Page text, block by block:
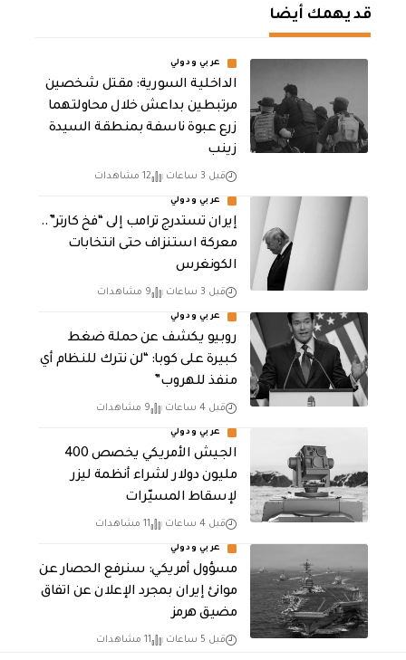
قد يهمك أيضا
عربي ودولي
الداخلية السورية: مقتل شخصين
مرتبطين بداعش خلال محاولتهما
زرع عبوة ناسفة بمنطقة السيدة
زينب
قبل 3 ساعات 12 مشاهدات
عربي ودولي
إيران تستدرج ترامب إلى “فخ كارتر”..
معركة استنزاف حتى انتخابات
الكونغرس
قبل 3 ساعات 9 مشاهدات
عربي ودولي
روبيو يكشف عن حملة ضغط
كبيرة على كوبا: “لن نترك للنظام أي
منفذ للهروب”
قبل 4 ساعات 9 مشاهدات
عربي ودولي
الجيش الأمريكي يخصص 400
مليون دولار لشراء أنظمة ليزر
لإسقاط المسيّرات
قبل 4 ساعات 11 مشاهدات
عربي ودولي
مسؤول أمريكي: سنرفع الحصار عن
موانئ إيران بمجرد الإعلان عن اتفاق
مضيق هرمز
قبل 5 ساعات 11 مشاهدات